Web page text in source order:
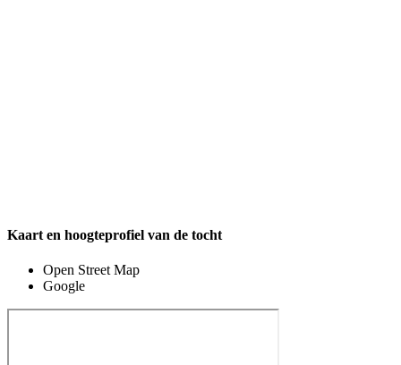
Kaart en hoogteprofiel van de tocht
Open Street Map
Google